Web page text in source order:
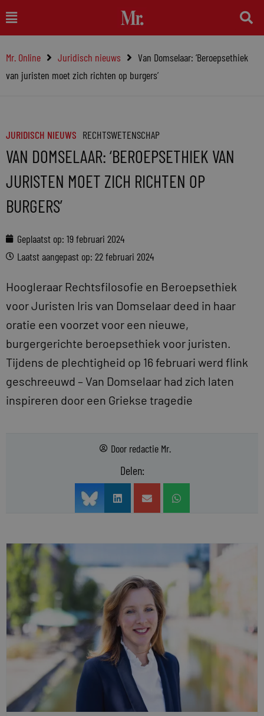
naar
inhoud
Main
Menu
Mr. Online Juridisch nieuws
Van Domselaar: ‘Beroepsethiek
van juristen moet zich richten op burgers’
JURIDISCH NIEUWS RECHTSWETENSCHAP
VAN DOMSELAAR: ‘BEROEPSETHIEK VAN
JURISTEN MOET ZICH RICHTEN OP
BURGERS’
Geplaatst op: 19 februari 2024
Laatst aangepast op: 22 februari 2024
Hoogleraar Rechtsfilosofie en Beroepsethiek
voor Juristen Iris van Domselaar deed in haar
oratie een voorzet voor een nieuwe,
burgergerichte beroepsethiek voor juristen.
Tijdens de plechtigheid op 16 februari werd flink
geschreeuwd – Van Domselaar had zich laten
inspireren door een Griekse tragedie
Door redactie Mr.
Delen: